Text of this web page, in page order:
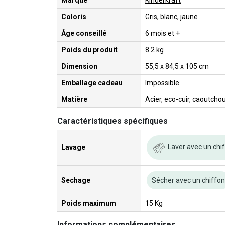
Coloris Gris, blanc, jaune
Âge conseillé 6 mois et +
Poids du produit 8.2 kg
Dimension 55,5 x 84,5 x 105 cm
Emballage cadeau Impossible
Matière Acier, eco-cuir,
Caractéristiques spécifiques
Lavage Laver avec un
Sechage Sécher avec un chiffon
Poids maximum 15 Kg